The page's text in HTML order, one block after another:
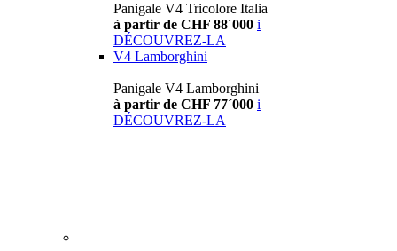
Panigale V4 Tricolore Italia
à partir de CHF 88´000 i
DÉCOUVREZ-LA
V4 Lamborghini
Panigale V4 Lamborghini
à partir de CHF 77´000 i
DÉCOUVREZ-LA